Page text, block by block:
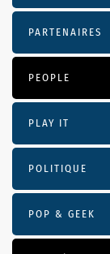
PARTENAIRES
PEOPLE
PLAY IT
POLITIQUE
POP & GEEK